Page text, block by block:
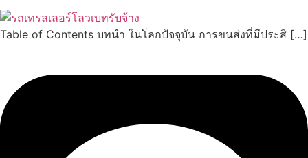
Table of Contents บทนำ ในโลกปัจจุบัน การขนส่งที่มีประสิ […]